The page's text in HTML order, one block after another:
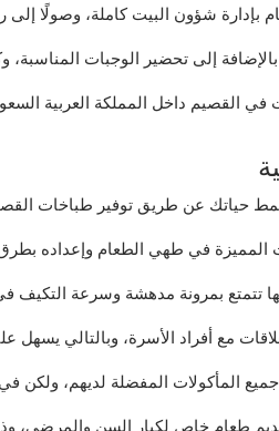
بإدارة شؤون البيت كاملة، وصولًا إلى
بالإضافة إلى تحضير الوجبات
القصيم داخل المملكة العربية
حياتك عن طريق توفير طباخات القصيم
المميزة في طهي الطعام وإعداده
تتمتع بمرونة مدهشة وسرعة التكيف
مع أفراد الأسرة، وبالتالي يسهل
المأكولات المفضلة لديهم، ولكن
طعام خاص لكبار السن والمرضى،